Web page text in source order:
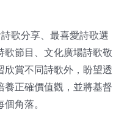
歌分享、最喜愛詩歌選
歌節目、文化廣場詩歌敬
欣賞不同詩歌外，盼望透
養正確價值觀，並將基督
角落。